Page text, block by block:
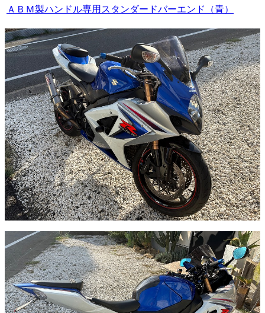
ＡＢＭ製ハンドル専用スタンダードバーエンド（青）